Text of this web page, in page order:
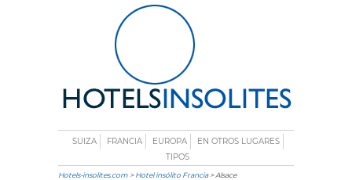
SUIZA FRANCIA EUROPA
EN OTROS LUGARES
TIPOS
Hotels-insolites.com >Hotel insólito Francia> Alsace